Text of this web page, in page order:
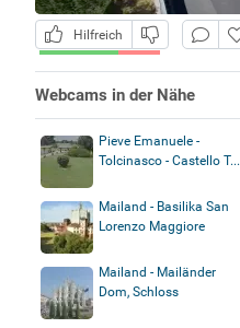
Hilfreich
Webcams in der Nähe
Pieve Emanuele -
Tolcinasco - Castello T...
Mailand - Basilika San
Lorenzo Maggiore
Mailand - Mailänder
Dom, Schloss